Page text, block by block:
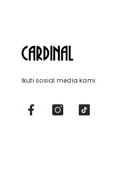
Ikuti sosial media kami.